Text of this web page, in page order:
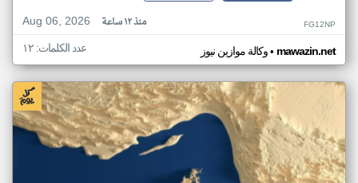
Aug 06, 2026
منذ ١٢ ساعة FG12NP
وكالة موازين نيوز• mawazin.net عدد الكلمات: ١٢